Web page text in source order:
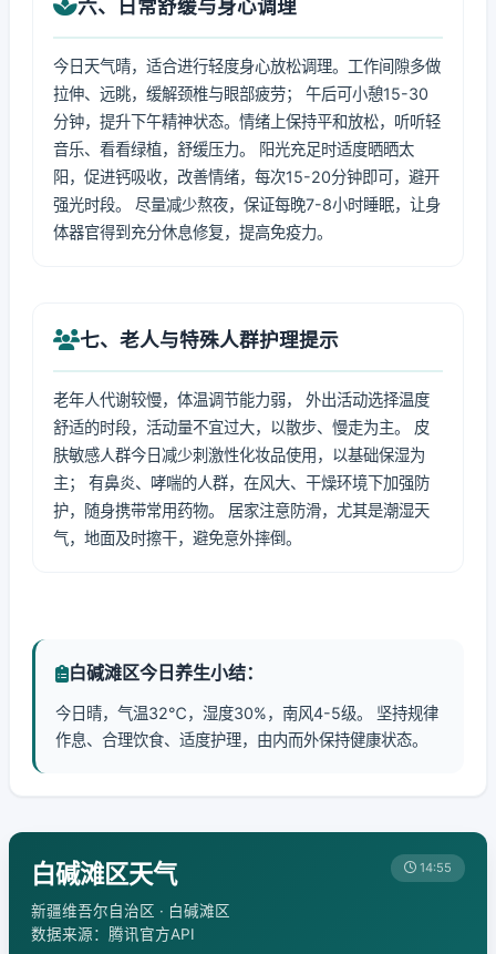
六、日常舒缓与身心调理
今日天气晴，适合进行轻度身心放松调理。工作间隙多做
拉伸、远眺，缓解颈椎与眼部疲劳； 午后可小憩15-30
分钟，提升下午精神状态。情绪上保持平和放松，听听轻
音乐、看看绿植，舒缓压力。 阳光充足时适度晒晒太
阳，促进钙吸收，改善情绪，每次15-20分钟即可，避开
强光时段。 尽量减少熬夜，保证每晚7-8小时睡眠，让身
体器官得到充分休息修复，提高免疫力。
七、老人与特殊人群护理提示
老年人代谢较慢，体温调节能力弱， 外出活动选择温度
舒适的时段，活动量不宜过大，以散步、慢走为主。 皮
肤敏感人群今日减少刺激性化妆品使用，以基础保湿为
主； 有鼻炎、哮喘的人群，在风大、干燥环境下加强防
护，随身携带常用药物。 居家注意防滑，尤其是潮湿天
气，地面及时擦干，避免意外摔倒。
白碱滩区今日养生小结：
今日晴，气温32℃，湿度30%，南风4-5级。 坚持规律
作息、合理饮食、适度护理，由内而外保持健康状态。
白碱滩区天气
新疆维吾尔自治区 · 白碱滩区
数据来源：腾讯官方API
14:55